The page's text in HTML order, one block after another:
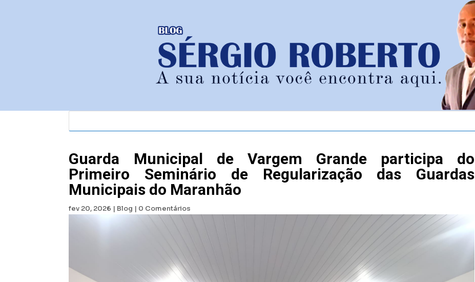
Guarda Municipal de Vargem Grande participa do
Primeiro Seminário de Regularização das Guardas
Municipais do Maranhão
fev 20, 2026 | Blog | 0 Comentários